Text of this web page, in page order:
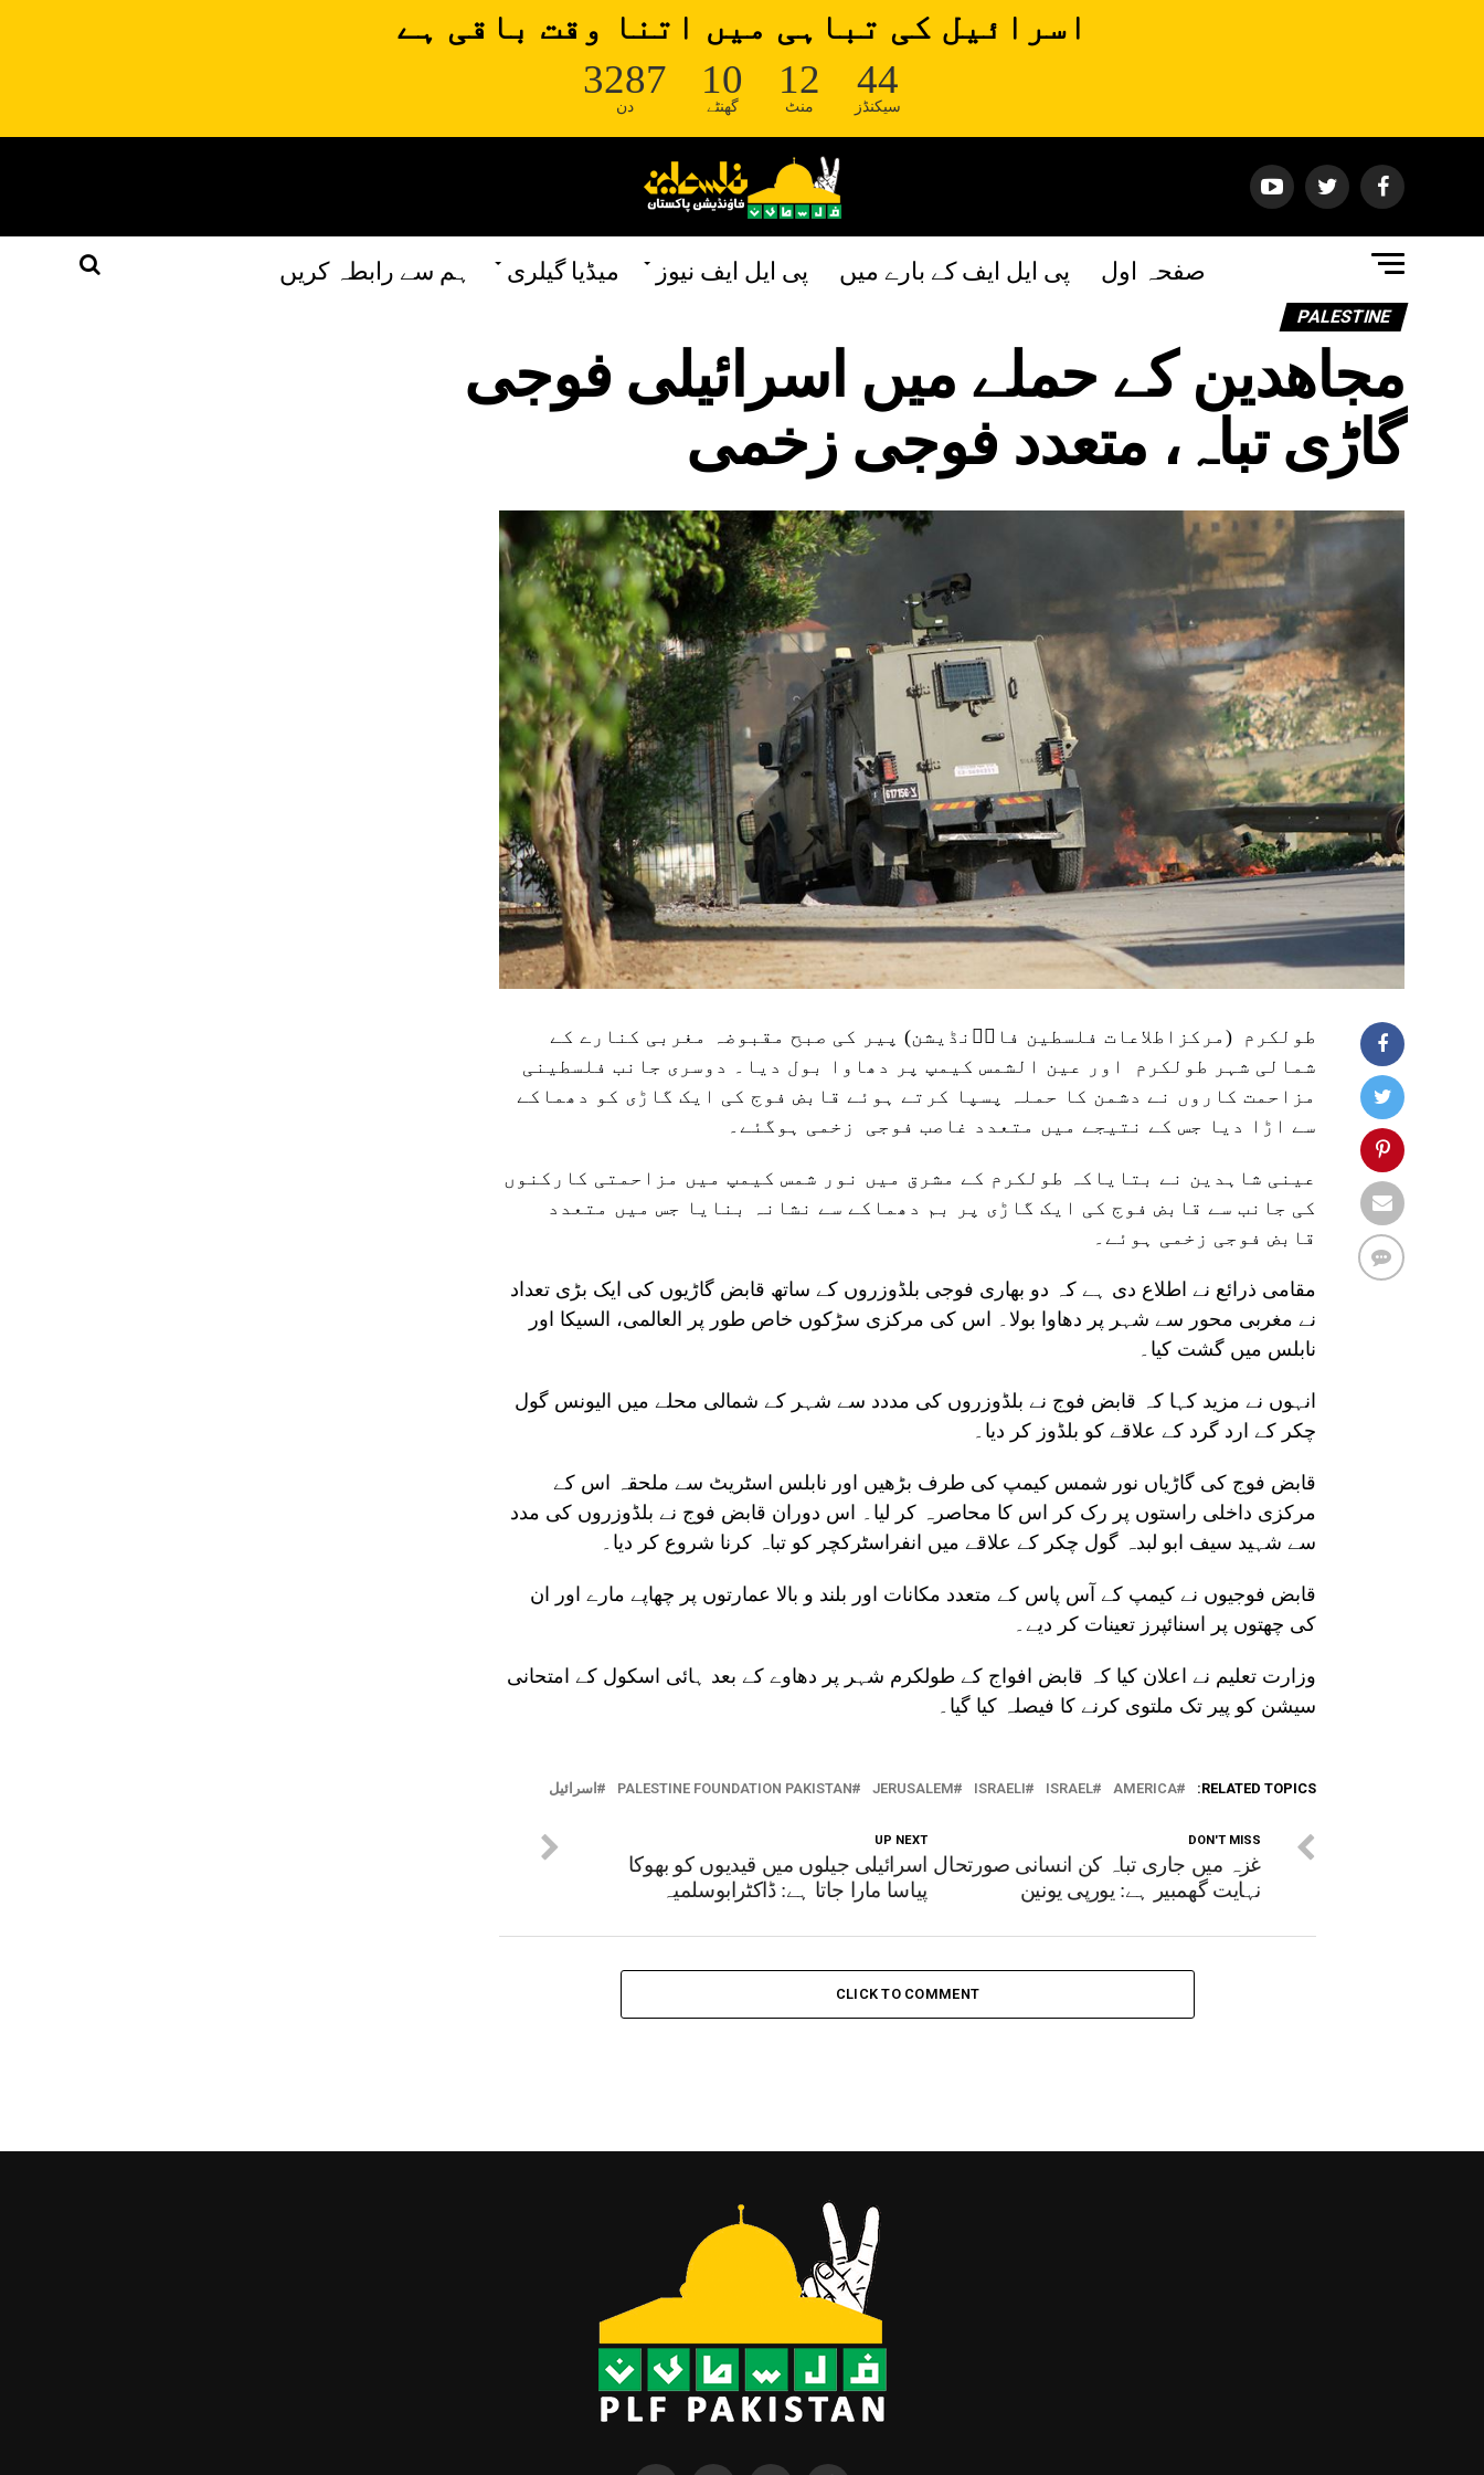
اسرائیل کی تباہی میں اتنا وقت باقی ہے
3287
دن
10
گھنٹے
12
منٹ
44
سیکنڈز
صفحہ اول پی ایل ایف کے بارے میں پی ایل ایف نیوز میڈیا گیلری ہم سے رابطہ کریں
PALESTINE
مجاھدین کے حملے میں اسرائیلی فوجی
گاڑی تباہ، متعدد فوجی زخمی
طولکرم (مرکزاطلاعات فلسطین فاوؑنڈیشن) پیر کی صبح مقبوضہ مغربی کنارے کے
شمالی شہر طولکرم اور عین الشمس کیمپ پر دھاوا بول دیا۔ دوسری جانب فلسطینی
مزاحمت کاروں نے دشمن کا حملہ پسپا کرتے ہوئے قابض فوج کی ایک گاڑی کو دھماکے
سے اڑا دیا جس کے نتیجے میں متعدد غاصب فوجی زخمی ہوگئے۔
عینی شاہدین نے بتایاکہ طولکرم کے مشرق میں نور شمس کیمپ میں مزاحمتی کارکنوں
کی جانب سے قابض فوج کی ایک گاڑی پر بم دھماکے سے نشانہ بنایا جس میں متعدد
قابض فوجی زخمی ہوئے۔
مقامی ذرائع نے اطلاع دی ہے کہ دو بھاری فوجی بلڈوزروں کے ساتھ قابض گاڑیوں کی ایک بڑی تعداد
نے مغربی محور سے شہر پر دھاوا بولا۔ اس کی مرکزی سڑکوں خاص طور پر العالمی، السیکا اور
نابلس میں گشت کیا۔
انہوں نے مزید کہا کہ قابض فوج نے بلڈوزروں کی مددد سے شہر کے شمالی محلے میں الیونس گول
چکر کے ارد گرد کے علاقے کو بلڈوز کر دیا۔
قابض فوج کی گاڑیاں نور شمس کیمپ کی طرف بڑھیں اور نابلس اسٹریٹ سے ملحقہ اس کے
مرکزی داخلی راستوں پر رک کر اس کا محاصرہ کر لیا۔ اس دوران قابض فوج نے بلڈوزروں کی مدد
سے شہید سیف ابو لبدہ گول چکر کے علاقے میں انفراسٹرکچر کو تباہ کرنا شروع کر دیا۔
قابض فوجیوں نے کیمپ کے آس پاس کے متعدد مکانات اور بلند و بالا عمارتوں پر چھاپے مارے اور ان
کی چھتوں پر اسنائپرز تعینات کر دیے۔
وزارت تعلیم نے اعلان کیا کہ قابض افواج کے طولکرم شہر پر دھاوے کے بعد ہائی اسکول کے امتحانی
سیشن کو پیر تک ملتوی کرنے کا فیصلہ کیا گیا۔
RELATED TOPICS:
AMERICA
ISRAEL
ISRAELI
JERUSALEM
PALESTINE FOUNDATION PAKISTAN اسرائیل
UP NEXT
اسرائیلی جیلوں میں قیدیوں کو بھوکا
پیاسا مارا جاتا ہے: ڈاکٹرابوسلمیہ
DON'T MISS
غزہ میں جاری تباہ کن انسانی صورتحال
نہایت گھمبیر ہے: یورپی یونین
CLICK TO COMMENT